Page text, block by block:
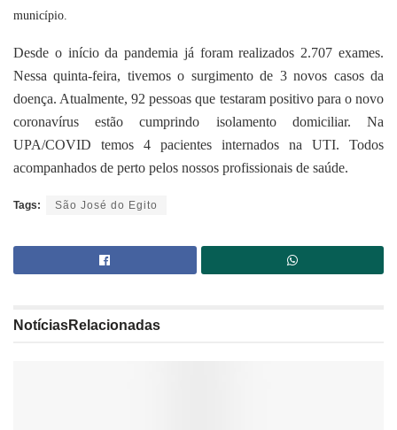
município.
Desde o início da pandemia já foram realizados 2.707 exames.
Nessa quinta-feira, tivemos o surgimento de 3 novos casos da
doença. Atualmente, 92 pessoas que testaram positivo para o novo
coronavírus estão cumprindo isolamento domiciliar. Na
UPA/COVID temos 4 pacientes internados na UTI. Todos
acompanhados de perto pelos nossos profissionais de saúde.
Tags: São José do Egito
NotíciasRelacionadas